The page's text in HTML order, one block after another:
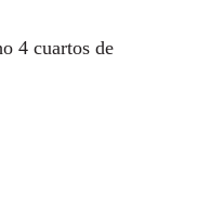
4 cuartos de